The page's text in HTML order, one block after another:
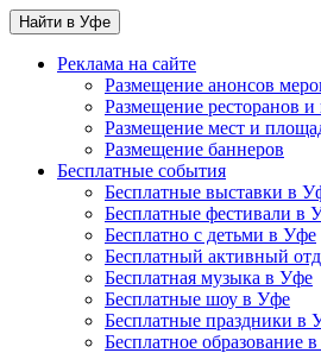
Найти в Уфе
Реклама на сайте
Размещение анонсов
Размещение ресторанов и
Размещение мест и
Размещение баннеров
Бесплатные события
Бесплатные выставки в
Бесплатные фестивали в
Бесплатно с детьми в Уфе
Бесплатный активный
Бесплатная музыка в Уфе
Бесплатные шоу в Уфе
Бесплатные праздники в
Бесплатное образование